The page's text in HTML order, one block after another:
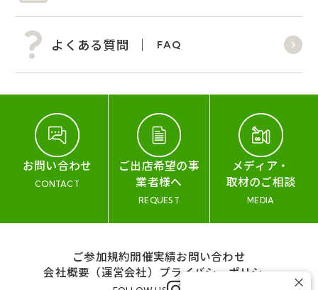
よくある質問 FAQ
お問い合わせ
CONTACT
ご出店希望の事
業者様へ
REQUEST
メディア・
取材のご相談
MEDIA
ご参加規約開催実績お問い合わせ
会社概要（運営会社） プライバシーポリシー
×